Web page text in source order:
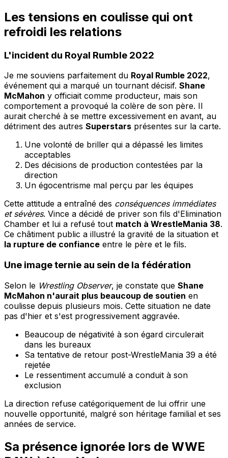
Les tensions en coulisse qui ont
refroidi les relations
L'incident du Royal Rumble 2022
Je me souviens parfaitement du Royal Rumble 2022,
événement qui a marqué un tournant décisif. Shane
McMahon y officiait comme producteur, mais son
comportement a provoqué la colère de son père. Il
aurait cherché à se mettre excessivement en avant, au
détriment des autres Superstars présentes sur la carte.
Une volonté de briller qui a dépassé les limites
acceptables
Des décisions de production contestées par la
direction
Un égocentrisme mal perçu par les équipes
Cette attitude a entraîné des conséquences immédiates
et sévères. Vince a décidé de priver son fils d'Elimination
Chamber et lui a refusé tout match à WrestleMania 38.
Ce châtiment public a illustré la gravité de la situation et
la rupture de confiance entre le père et le fils.
Une image ternie au sein de la fédération
Selon le Wrestling Observer, je constate que Shane
McMahon n'aurait plus beaucoup de soutien en
coulisse depuis plusieurs mois. Cette situation ne date
pas d'hier et s'est progressivement aggravée.
Beaucoup de négativité à son égard circulerait
dans les bureaux
Sa tentative de retour post-WrestleMania 39 a été
rejetée
Le ressentiment accumulé a conduit à son
exclusion
La direction refuse catégoriquement de lui offrir une
nouvelle opportunité, malgré son héritage familial et ses
années de service.
Sa présence ignorée lors de WWE